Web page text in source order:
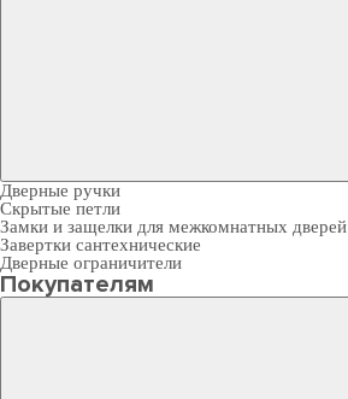
Дверные ручки
Скрытые петли
Замки и защелки для межкомнатных дверей
Завертки сантехнические
Дверные ограничители
Покупателям